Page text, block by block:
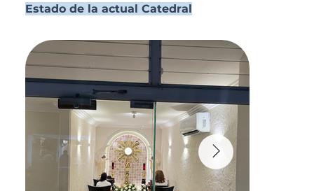
Estado de la actual Catedral